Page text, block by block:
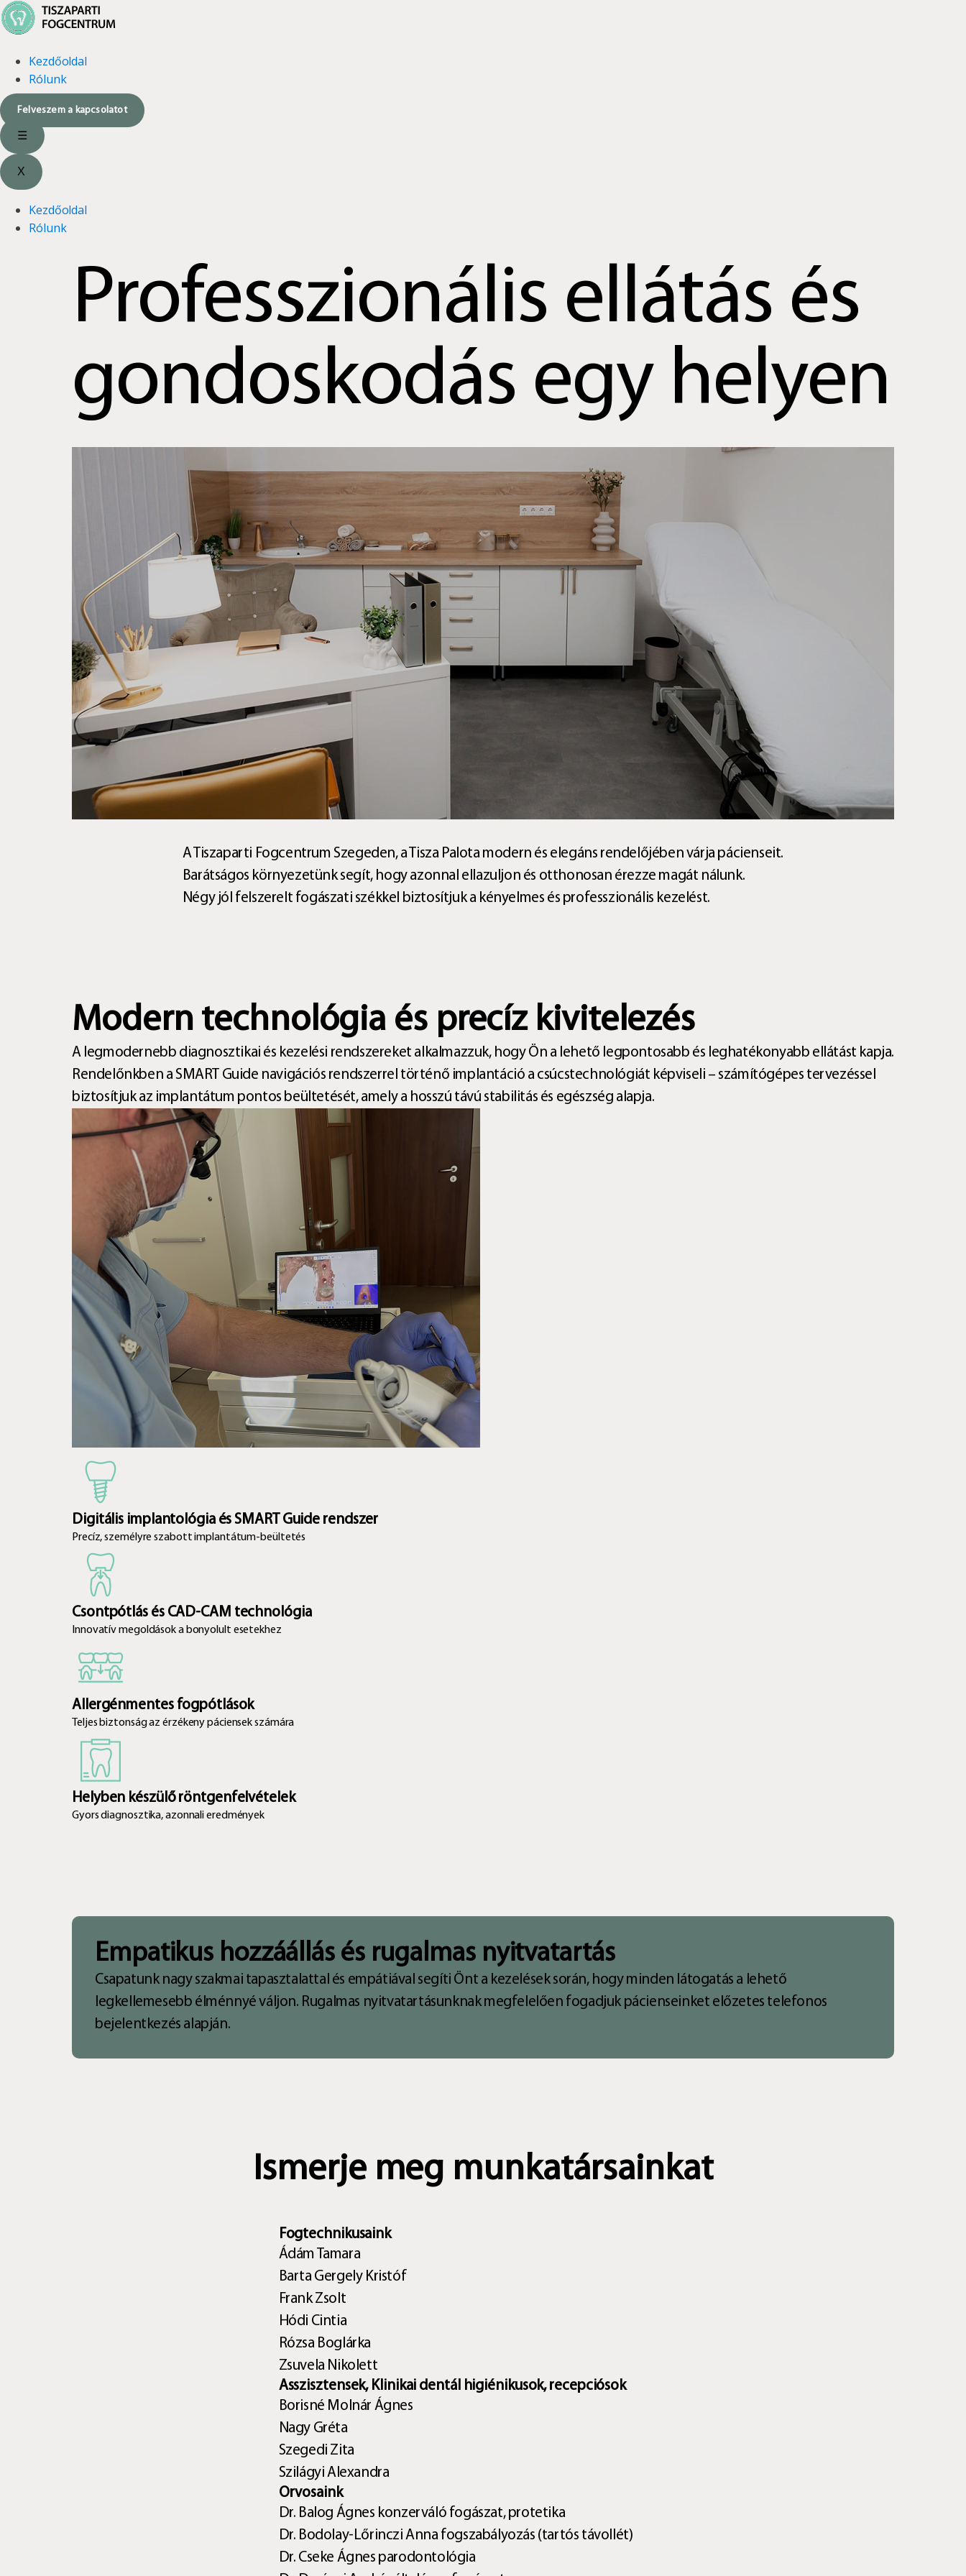
Kezdőoldal
Rólunk
Felveszem a kapcsolatot
☰
X
Kezdőoldal
Rólunk
Professzionális ellátás és
gondoskodás egy helyen
A Tiszaparti Fogcentrum Szegeden, a Tisza Palota modern és elegáns rendelőjében várja pácienseit.
Barátságos környezetünk segít, hogy azonnal ellazuljon és otthonosan érezze magát nálunk.
Négy jól felszerelt fogászati székkel biztosítjuk a kényelmes és professzionális kezelést.
Modern technológia és precíz kivitelezés
A legmodernebb diagnosztikai és kezelési rendszereket alkalmazzuk, hogy Ön a lehető legpontosabb és leghatékonyabb ellátást kapja.
Rendelőnkben a SMART Guide navigációs rendszerrel történő implantáció a csúcstechnológiát képviseli – számítógépes tervezéssel
biztosítjuk az implantátum pontos beültetését, amely a hosszú távú stabilitás és egészség alapja.
Digitális implantológia és SMART Guide rendszer
Precíz, személyre szabott implantátum-beültetés
Csontpótlás és CAD-CAM technológia
Innovatív megoldások a bonyolult esetekhez
Allergénmentes fogpótlások
Teljes biztonság az érzékeny páciensek számára
Helyben készülő röntgenfelvételek
Gyors diagnosztika, azonnali eredmények
Empatikus hozzáállás és rugalmas nyitvatartás
Csapatunk nagy szakmai tapasztalattal és empátiával segíti Önt a kezelések során, hogy minden látogatás a lehető
legkellemesebb élménnyé váljon. Rugalmas nyitvatartásunknak megfelelően fogadjuk pácienseinket előzetes telefonos
bejelentkezés alapján.
Ismerje meg munkatársainkat
Fogtechnikusaink
Ádám Tamara
Barta Gergely Kristóf
Frank Zsolt
Hódi Cintia
Rózsa Boglárka
Zsuvela Nikolett
Asszisztensek, Klinikai dentál higiénikusok, recepciósok
Borisné Molnár Ágnes
Nagy Gréta
Szegedi Zita
Szilágyi Alexandra
Orvosaink
Dr. Balog Ágnes konzerváló fogászat, protetika
Dr. Bodolay-Lőrinczi Anna fogszabályozás (tartós távollét)
Dr. Cseke Ágnes parodontológia